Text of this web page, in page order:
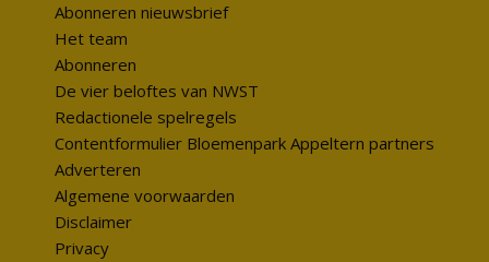
Abonneren nieuwsbrief
Het team
Abonneren
De vier beloftes van NWST
Redactionele spelregels
Contentformulier Bloemenpark Appeltern partners
Adverteren
Algemene voorwaarden
Disclaimer
Privacy